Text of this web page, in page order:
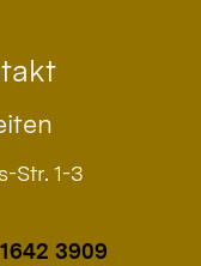
Str. 1-3
3909